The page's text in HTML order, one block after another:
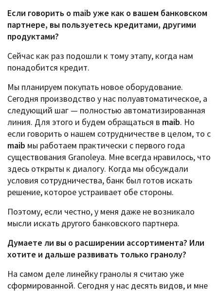
Если говорить о maib уже как о вашем банковском
партнере, вы пользуетесь кредитами, другими
продуктами?
Сейчас как раз подошли к тому этапу, когда нам
понадобится кредит.
Мы планируем покупать новое оборудование.
Сегодня производство у нас полуавтоматическое, а
следующий шаг — полностью автоматизированная
линия. Для этого и будем обращаться в maib. Но
если говорить о нашем сотрудничестве в целом, то с
maib мы работаем практически с первого года
существования Granoleya. Мне всегда нравилось, что
здесь открыты к диалогу. Когда мы обсуждали
условия сотрудничества, банк был готов искать
решение, которое устраивает обе стороны.
Поэтому, если честно, у меня даже не возникало
мысли искать другого банковского партнера.
Думаете ли вы о расширении ассортимента? Или
хотите и дальше развивать только гранолу?
На самом деле линейку гранолы я считаю уже
сформированной. Сегодня у нас десять видов, и мне